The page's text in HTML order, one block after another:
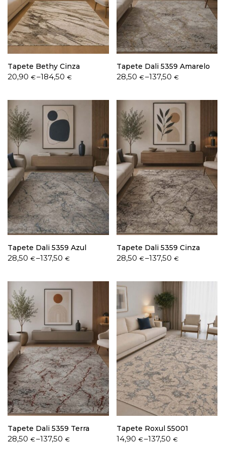
Política de Privacidade
Tapete Bethy Cinza
20,90 €–184,50€
Price
through
184,50 €
Tapete Dali 5359 Amarelo
28,50 €–137,50 €
Price
through
137,50 €
Tapete Dali 5359 Azul
28,50 €–137,50€
Price
through
137,50 €
Tapete Dali 5359 Cinza
28,50 €–137,50 €
Price
through
137,50 €
Tapete Dali 5359 Terra
28,50 €–137,50€
Price
Tapete Roxul 55001
14,90 €–137,50 €
Price